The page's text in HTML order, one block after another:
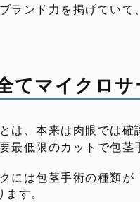
ランド力を掲げてい
てマイクロ
は、本来は肉眼では確
最低限のカットで包茎
には包茎手術の種類
す。